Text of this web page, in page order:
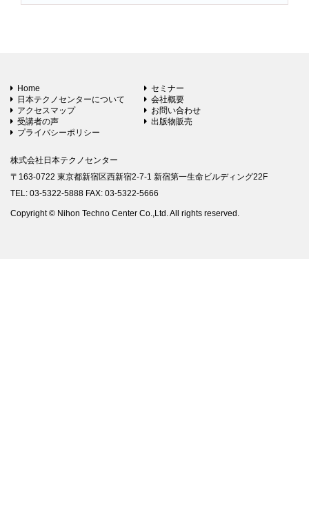
Home
セミナー
日本テクノセンターについて
会社概要
アクセスマップ
お問い合わせ
受講者の声
出版物販売
プライバシーポリシー
株式会社日本テクノセンター
〒163-0722 東京都新宿区西新宿2-7-1 新宿第一生命ビルディング22F
TEL: 03-5322-5888 FAX: 03-5322-5666
Copyright © Nihon Techno Center Co.,Ltd. All rights reserved.